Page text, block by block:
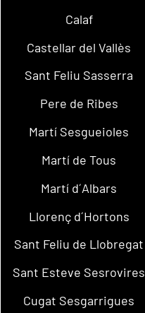
Calaf
Castellar del Vallès
Sant Feliu Sasserra
Pere de Ribes
Martí Sesgueioles
Martí de Tous
Martí d´Albars
Llorenç d´Hortons
Sant Feliu de Llobregat
Sant Esteve Sesrovires
Cugat Sesgarrigues